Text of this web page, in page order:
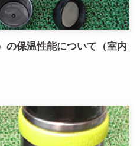
の保温性能について（室内